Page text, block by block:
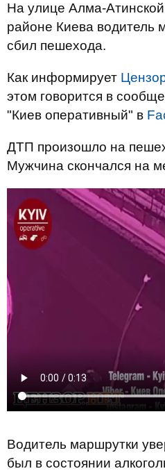
На улице Алма-
районе Киева водитель
сбил пешехода.
Как информирует
этом говорится в
"Киев оперативный" в
ДТП произошло на
Мужчина скончался на
Водитель маршрутки
был в состоянии